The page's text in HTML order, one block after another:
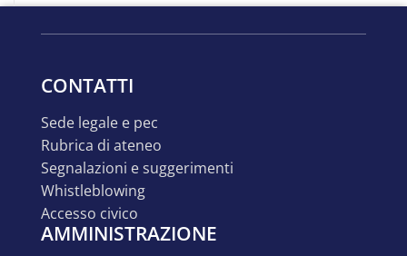
CONTATTI
sede legale e pec
rubrica di ateneo
segnalazioni e suggerimenti
whistleblowing
accesso civico
AMMINISTRAZIONE